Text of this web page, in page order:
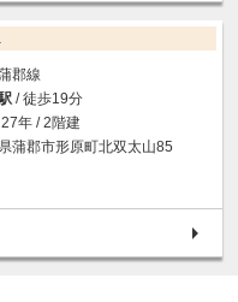
郡線
/ 徒歩19分
年 / 2階建
蒲郡市形原町北双太山85